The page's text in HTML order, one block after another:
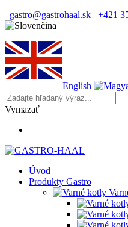
gastro@gastrohaal.sk
+421
English
Vymazať
Úvod
Produkty Gastro